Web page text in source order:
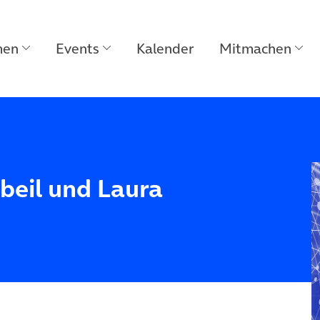
Events Kalender Mitmachen
und Laura